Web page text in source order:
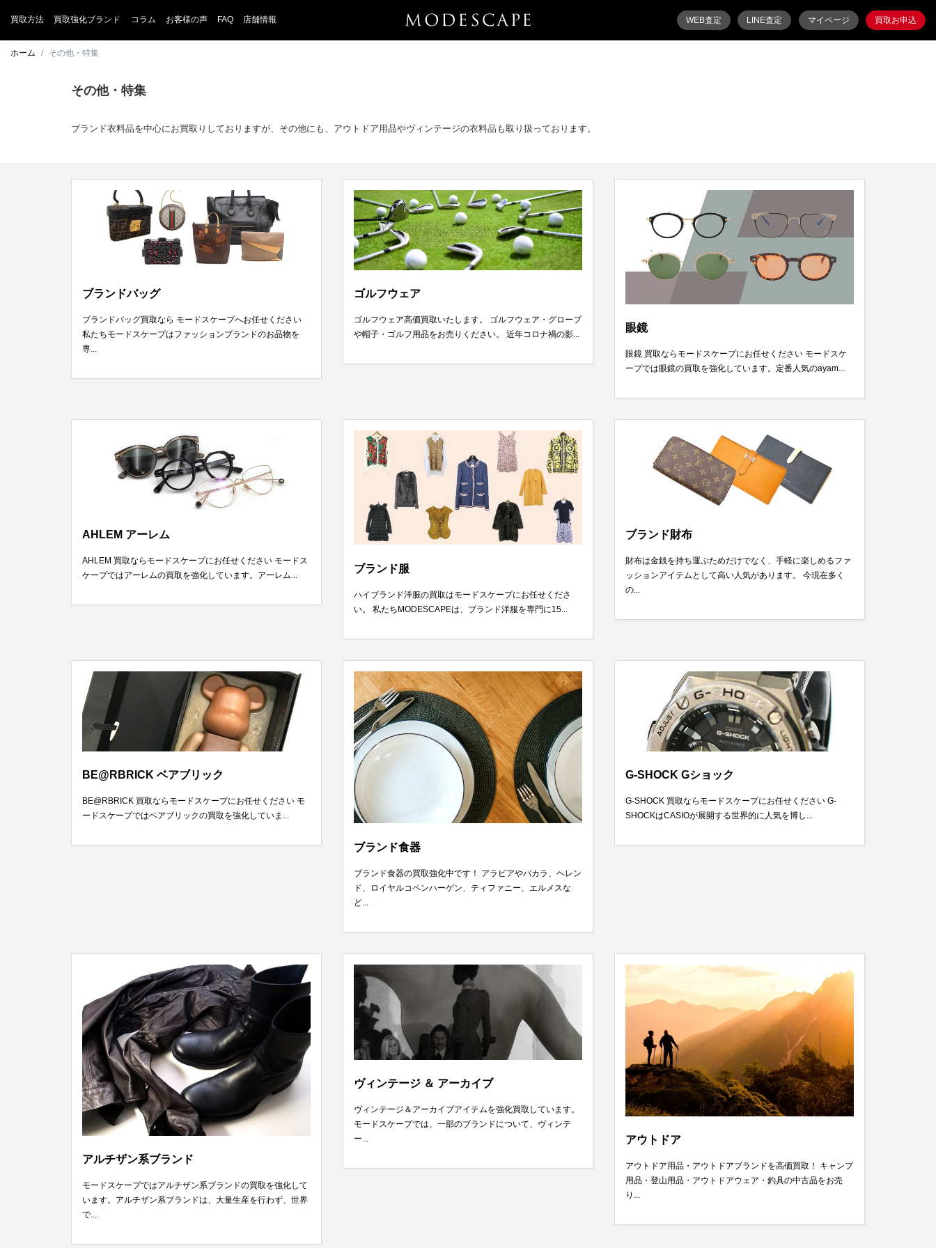
買取方法 買取強化ブランド コラム お客様の声 FAQ 店舗情報 WEB査定 LINE査定 マイページ 買取お申込
ホーム その他・特集
その他・特集
ブランド衣料品を中心にお買取りしておりますが、その他にも、アウトドア用品やヴィンテージの衣料品も取り扱っております。
ブランドバッグ
ブランドバッグ買取なら モードスケープへお任せください
私たちモードスケープはファッションブランドのお品物を
専...
ゴルフウェア
ゴルフウェア高価買取いたします。 ゴルフウェア・グローブ
や帽子・ゴルフ用品をお売りください。 近年コロナ禍の影...
眼鏡
眼鏡 買取ならモードスケープにお任せください モードスケ
ープでは眼鏡の買取を強化しています。定番人気のayam...
AHLEM アーレム
AHLEM 買取ならモードスケープにお任せください モードス
ケープではアーレムの買取を強化しています。アーレム...
ブランド服
ハイブランド洋服の買取はモードスケープにお任せくださ
い。 私たちMODESCAPEは、ブランド洋服を専門に15...
ブランド財布
財布は金銭を持ち運ぶためだけでなく、手軽に楽しめるファ
ッションアイテムとして高い人気があります。 今現在多く
の...
BE@RBRICK ベアブリック
BE@RBRICK 買取ならモードスケープにお任せください モ
ードスケープではベアブリックの買取を強化していま...
ブランド食器
ブランド食器の買取強化中です！ アラビアやバカラ、ヘレン
ド、ロイヤルコペンハーゲン、ティファニー、エルメスな
ど...
G-SHOCK Gショック
G-SHOCK 買取ならモードスケープにお任せください G-
SHOCKはCASIOが展開する世界的に人気を博し...
アルチザン系ブランド
モードスケープではアルチザン系ブランドの買取を強化して
います。アルチザン系ブランドは、大量生産を行わず、世界
で...
ヴィンテージ ＆ アーカイブ
ヴィンテージ＆アーカイブアイテムを強化買取しています。
モードスケープでは、一部のブランドについて、ヴィンテ
ー...
アウトドア
アウトドア用品・アウトドアブランドを高価買取！ キャンプ
用品・登山用品・アウトドアウェア・釣具の中古品をお売
り...